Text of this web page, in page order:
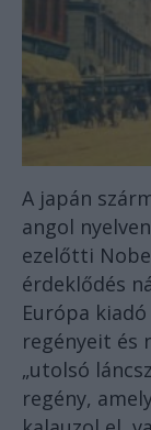
A japán
angol
ezelőtti
érdeklődés
Európa
regényeit és
„utolsó
regény,